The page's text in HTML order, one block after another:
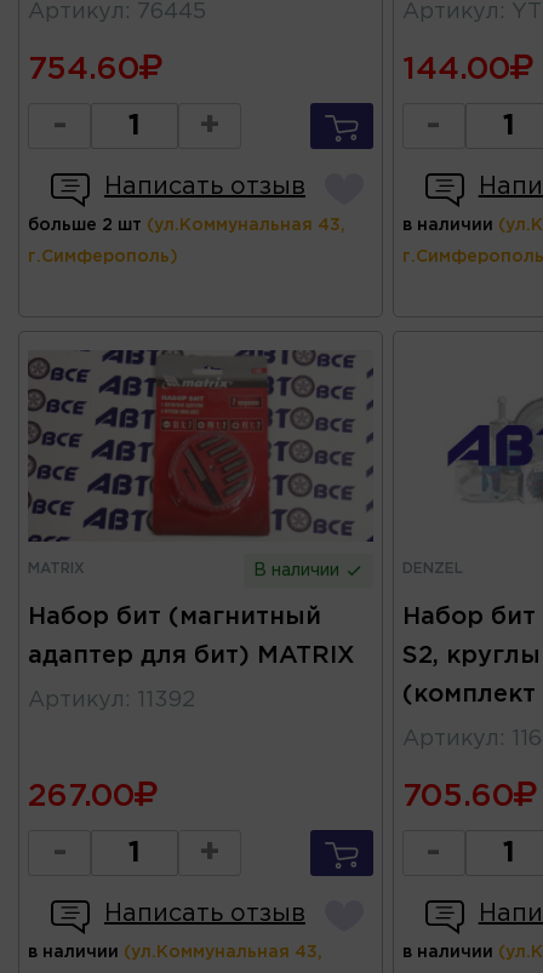
Артикул : 76445
754.60
- +
Написать отзыв
больше 2 шт (ул.Коммунальная 43,
г.Симферополь)
Артикул :
144.00
-
в наличии
MATRIX В наличии
Набор бит (магнитный
адаптер для бит) MATRIX
Артикул : 11392
267.00
- +
Написать отзыв
в наличии (ул.Коммунальная 43,
DENZEL
Набор бит
S2,
Артикул :
705.60
-
в наличии